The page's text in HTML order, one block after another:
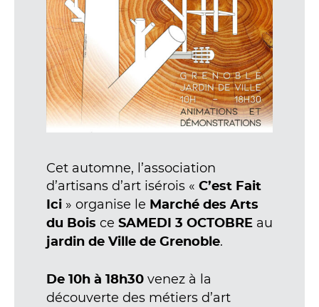
Cet automne, l’association
d’artisans d’art isérois « C’est Fait
Ici » organise le Marché des Arts
du Bois ce SAMEDI 3 OCTOBRE au
jardin de Ville de Grenoble.
De 10h à 18h30 venez à la
découverte des métiers d’art